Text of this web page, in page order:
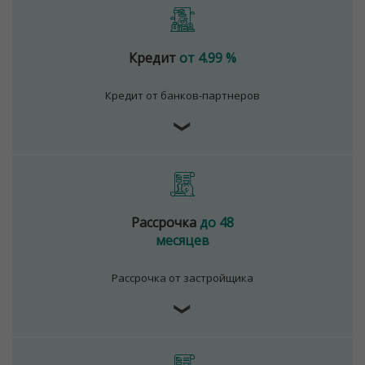
Кредит от 4.99 %
Кредит от банков-партнеров
❯
Рассрочкадо 48
месяцев
Рассрочка от застройщика
❯